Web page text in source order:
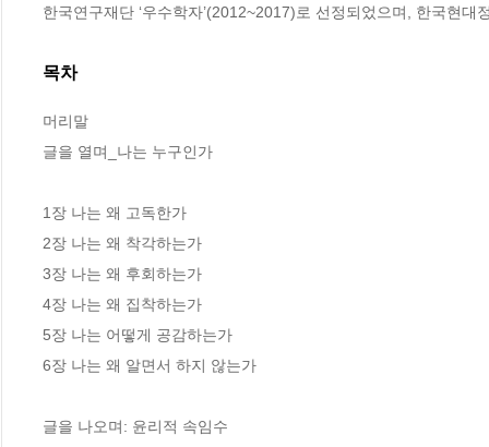
한국연구재단 ‘우수학자’(2012~2017)로 선정되었으며, 한국현
목차
머리말
글을 열며_나는 누구인가
1장 나는 왜 고독한가
2장 나는 왜 착각하는가
3장 나는 왜 후회하는가
4장 나는 왜 집착하는가
5장 나는 어떻게 공감하는가
6장 나는 왜 알면서 하지 않는가
글을 나오며: 윤리적 속임수